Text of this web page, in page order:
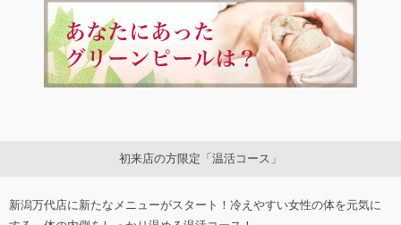
初来店の方限定「温活コース」
新潟万代店に新たなメニューがスタート！冷えやすい女性の体を元気に